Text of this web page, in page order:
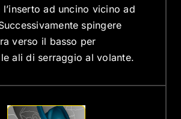
ad uncino vicino ad
spingere
verso il basso per
ali di serraggio al volante.